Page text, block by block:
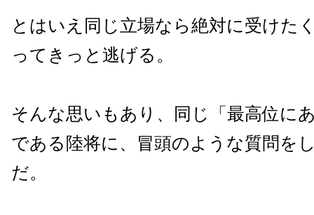
とはいえ同じ立場なら絶対に受けた
ってきっと逃げる。
そんな思いもあり、同じ「最高位に
である陸将に、冒頭のような質問を
だ。